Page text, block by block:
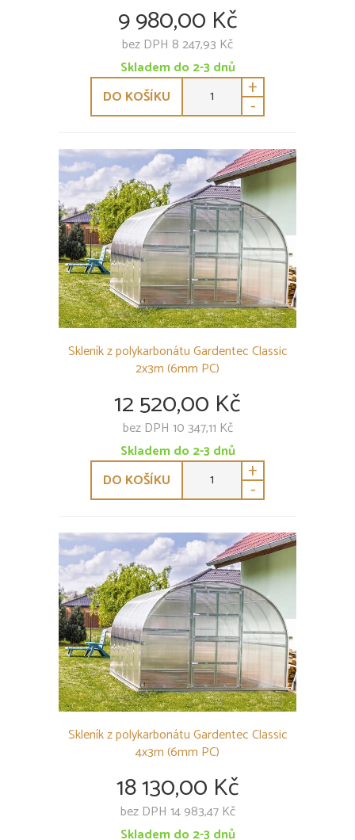
9 980,00 Kč
bez DPH 8 247,93 Kč
Skladem do 2-3 dnů
DO KOŠÍKU
+
-
Skleník z polykarbonátu Gardentec Classic
2x3m (6mm PC)
12 520,00 Kč
bez DPH 10 347,11 Kč
Skladem do 2-3 dnů
DO KOŠÍKU
+
-
Skleník z polykarbonátu Gardentec Classic
4x3m (6mm PC)
18 130,00 Kč
bez DPH 14 983,47 Kč
Skladem do 2-3 dnů